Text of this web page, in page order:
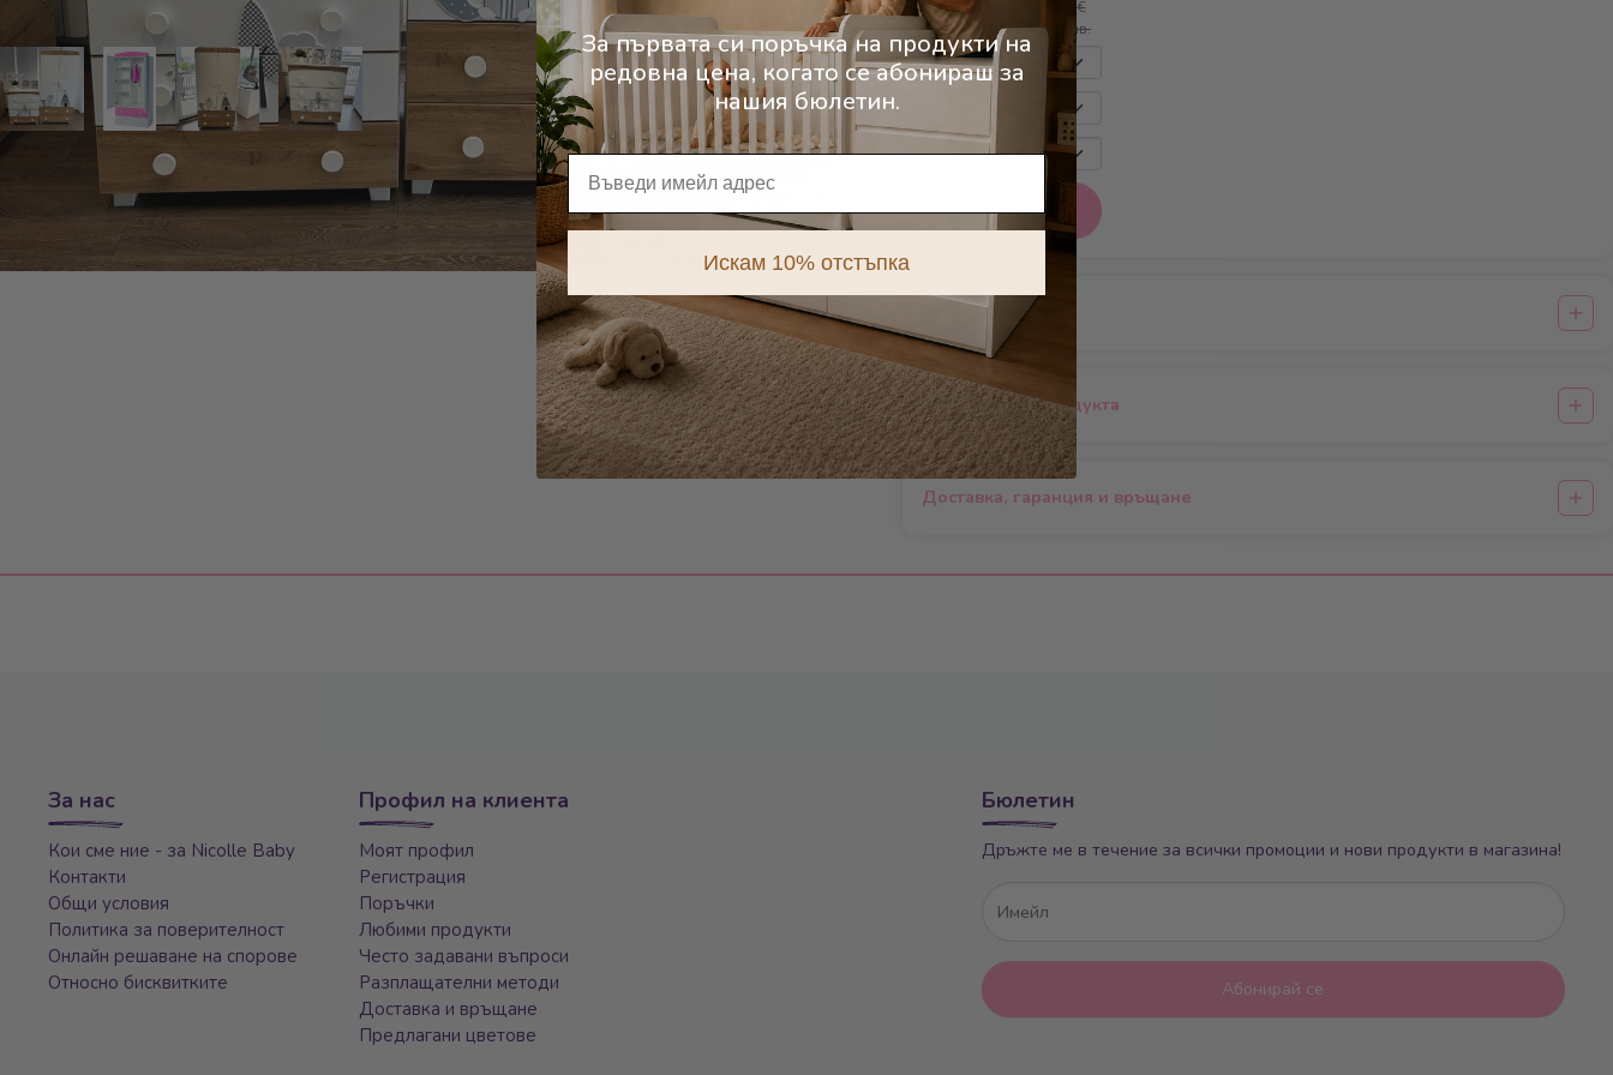
406,62 лв.
€
451
лв.
Добави
Характеристики
Описание на продукта
Доставка, гаранция и връщане
За нас
Кои сме ние - за Nicolle Baby
Контакти
Общи условия
Политика за поверителност
Онлайн решаване на спорове
Относно бисквитките
Профил на клиента
Моят профил
Регистрация
Поръчки
Любими продукти
Често задавани въпроси
Разплащателни методи
Доставка и връщане
Предлагани цветове
Бюлетин
Дръжте ме в течение за всички промоции и нови продукти в магазина!
Имейл
Абонирай се
За първата си поръчка на продукти на
редовна цена, когато се абонираш за
нашия бюлетин.
Имейл
Искам 10% отстъпка